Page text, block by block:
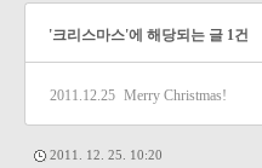
'크리스마스'에 해당되는 글 1건
2011.12.25 Merry Christmas!
2011. 12. 25. 10:20